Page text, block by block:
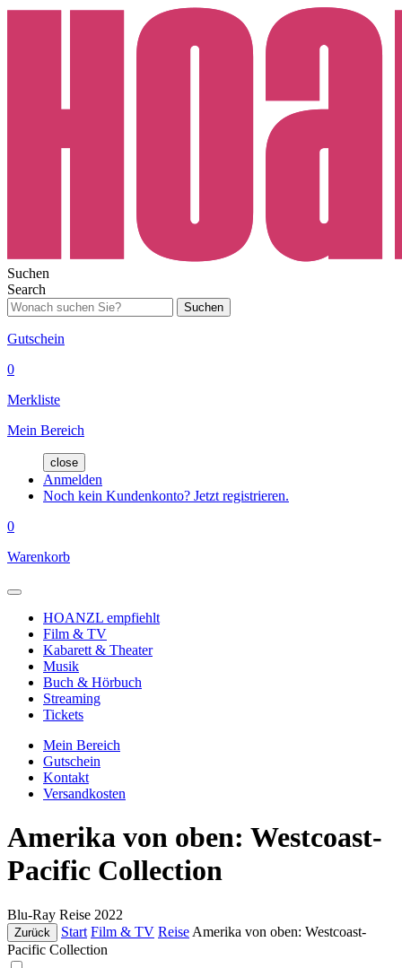
Suchen
Search
Suchen
Gutschein
0
Merkliste
Mein Bereich
close
Anmelden
Noch kein Kundenkonto? Jetzt registrieren.
0
Warenkorb
HOANZL empfiehlt
Film & TV
Kabarett & Theater
Musik
Buch & Hörbuch
Streaming
Tickets
Mein Bereich
Gutschein
Kontakt
Versandkosten
Amerika von oben: Westcoast-
Pacific Collection
Blu-Ray Reise 2022
Zurück Start Film & TV Reise Amerika von oben: Westcoast-
Pacific Collection